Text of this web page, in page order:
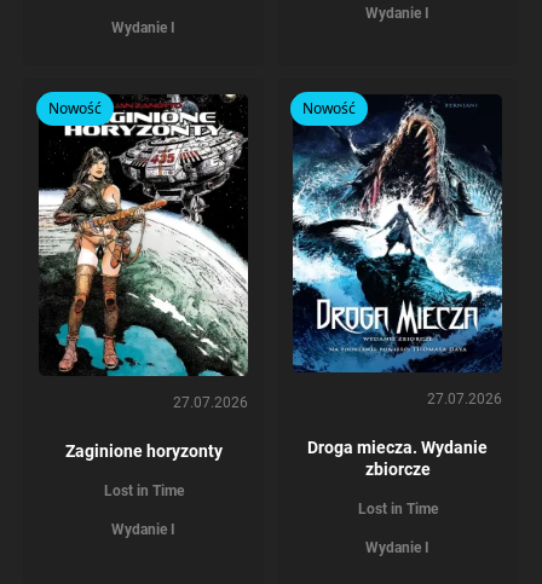
Wydanie I
Wydanie I
Nowość
27.07.2026
Zaginione horyzonty
Lost in Time
Wydanie I
Nowość
27.07.2026
Droga miecza. Wydanie
zbiorcze
Lost in Time
Wydanie I